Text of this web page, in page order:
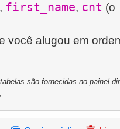
, first_name, cnt (o
você alugou em
são fornecidas no painel